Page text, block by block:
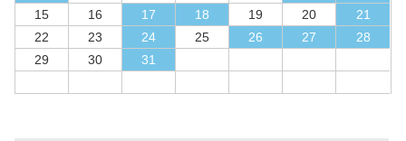
15
16 17 18 19 20
21
22
23 24 25 26 27
28
29
30 31